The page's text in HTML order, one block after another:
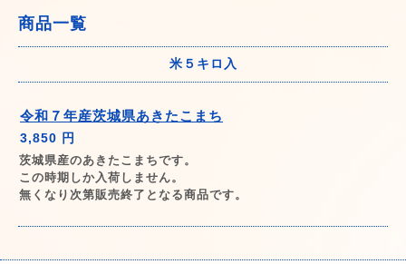
商品一覧
米５キロ入
令和７年産茨城県あきたこまち
3,850 円
茨城県産のあきたこまちです。
この時期しか入荷しません。
無くなり次第販売終了となる商品です。